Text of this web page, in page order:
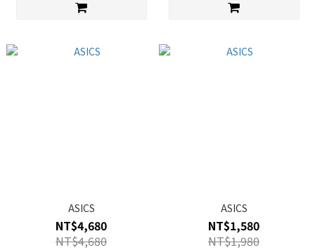
ASICS
NT$4,680
NT$4,680
ASICS
NT$1,580
NT$1,980